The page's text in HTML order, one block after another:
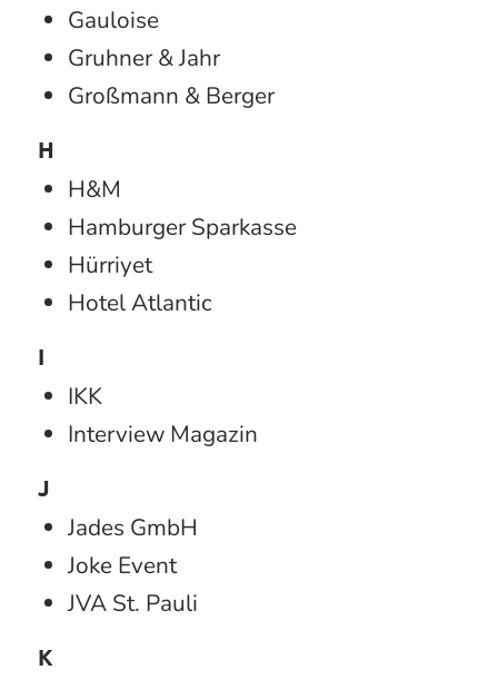
Gauloise
Gruhner & Jahr
Großmann & Berger
H
H&M
Hamburger Sparkasse
Hürriyet
Hotel Atlantic
I
IKK
Interview Magazin
J
Jades GmbH
Joke Event
JVA St. Pauli
K